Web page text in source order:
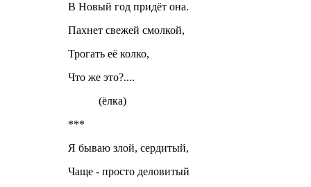
В Новый год придёт она.
Пахнет свежей смолкой,
Трогать её колко,
Что же это?....
(ёлка)
***
Я бываю злой, сердитый,
Чаще - просто деловитый